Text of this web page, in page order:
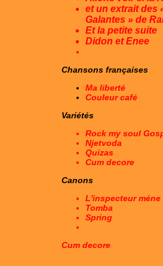
et un extrait des
Galantes » de
Et la petite suite
Didon et Enee
Chansons françaises
Ma liberté
Couleur café
Variétés
Rock my soul
Njetvoda
Quizas
Cum decore
Canons
L'inspecteur
Tomba
Spring
Cum decore